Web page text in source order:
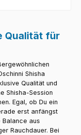
Qualität für
Shisha
Qualität und
Shisha-Session
Egal, ob Du ein
erst anfängst
aus
Rauchdauer. Bei